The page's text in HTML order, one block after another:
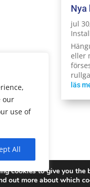
our
use of
All
Nya
jul
eller
läs
Rights Reserved.
cookies to give you the
out more about which